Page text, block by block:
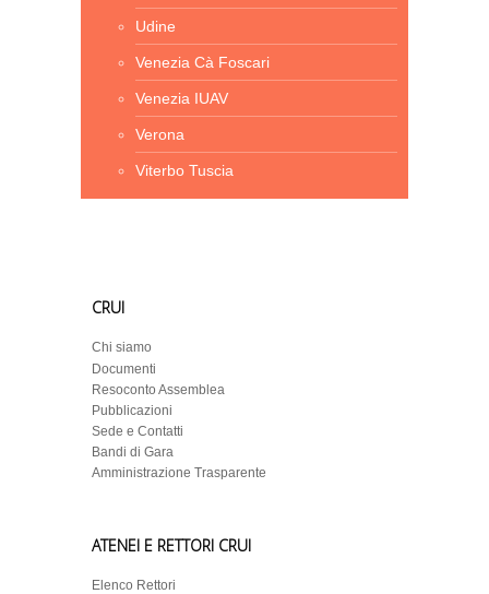
Udine
Venezia Cà Foscari
Venezia IUAV
Verona
Viterbo Tuscia
CRUI
Chi siamo
Documenti
Resoconto Assemblea
Pubblicazioni
Sede e Contatti
Bandi di Gara
Amministrazione Trasparente
ATENEI E RETTORI CRUI
Elenco Rettori